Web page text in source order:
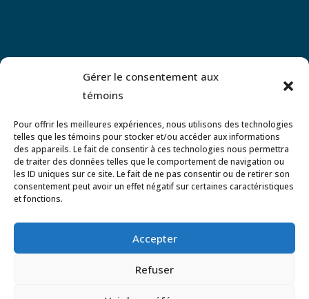
Gérer le consentement aux
témoins
Pour offrir les meilleures expériences, nous utilisons des technologies
telles que les témoins pour stocker et/ou accéder aux informations
des appareils. Le fait de consentir à ces technologies nous permettra
de traiter des données telles que le comportement de navigation ou
les ID uniques sur ce site. Le fait de ne pas consentir ou de retirer son
consentement peut avoir un effet négatif sur certaines caractéristiques
et fonctions.
Accepter
Refuser
CALENDRIER
CARRIÈRE
DEVENIR MEMBRE